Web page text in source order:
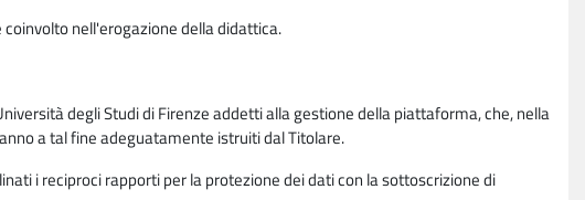
nell'erogazione della didattica.
degli Studi di Firenze addetti alla gestione della piattaforma, che, nella
a tal fine adeguatamente istruiti dal Titolare.
i reciproci rapporti per la protezione dei dati con la sottoscrizione di